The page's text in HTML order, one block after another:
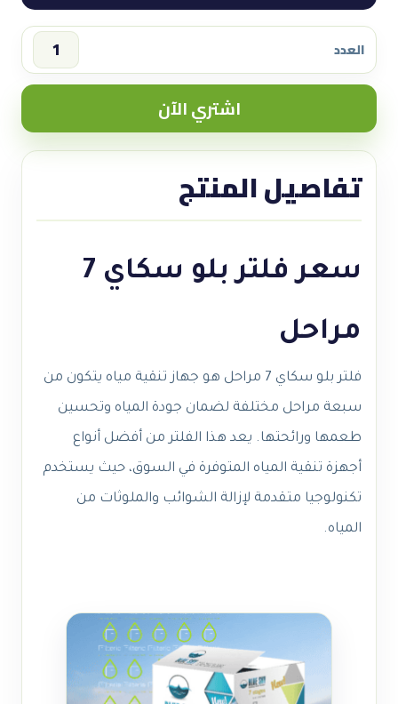
العدد
سعر
فلتر
سكاي
7
اشتري الآن
تفاصيل المنتج
سعر فلتر بلو سكاي 7
مراحل
فلتر بلو سكاي 7 مراحل هو جهاز تنقية مياه يتكون من
سبعة مراحل مختلفة لضمان جودة المياه وتحسين
طعمها ورائحتها. يعد هذا الفلتر من أفضل أنواع
أجهزة تنقية المياه المتوفرة في السوق، حيث يستخدم
تكنولوجيا متقدمة لإزالة الشوائب والملوثات من
المياه.